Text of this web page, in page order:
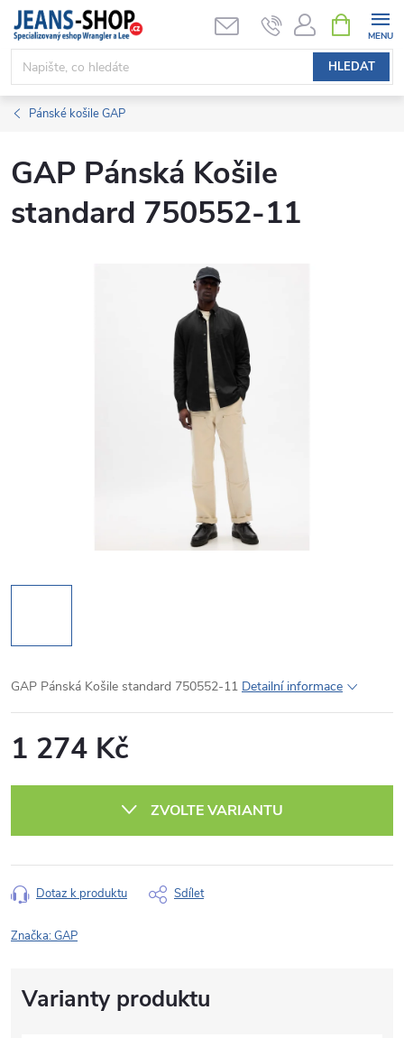
Přejít
obsah
HLEDAT
NÁKUPNÍ
KOŠÍK
Pánské košile GAP
GAP Pánská Košile
standard 750552-11
GAP Pánská Košile standard 750552-11 Detailní informace
1 274 Kč
ZVOLTE VARIANTU
Dotaz k produktu Sdílet
Značka:GAP